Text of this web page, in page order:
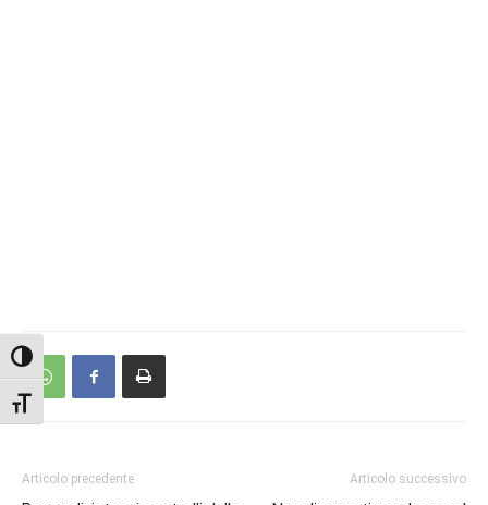
Attiva/disattiva alto contrasto
Attiva/disattiva dimensione testo
Articolo precedente Articolo successivo